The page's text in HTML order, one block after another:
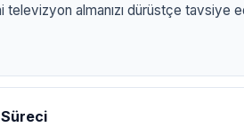
almanızı dürüstçe tavsiye